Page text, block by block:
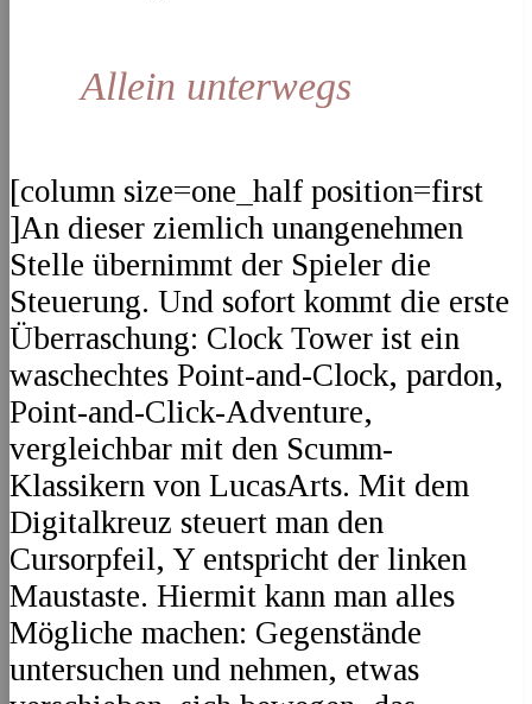
Allein unterwegs
[column size=one_half position=first
]An dieser ziemlich unangenehmen
Stelle übernimmt der Spieler die
Steuerung. Und sofort kommt die erste
Überraschung: Clock Tower ist ein
waschechtes Point-and-Clock, pardon,
Point-and-Click-Adventure,
vergleichbar mit den Scumm-
Klassikern von LucasArts. Mit dem
Digitalkreuz steuert man den
Cursorpfeil, Y entspricht der linken
Maustaste. Hiermit kann man alles
Mögliche machen: Gegenstände
untersuchen und nehmen, etwas